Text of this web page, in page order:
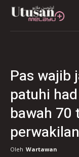
Pas wajib
patuhi
bawah 70
Oleh Wartawan